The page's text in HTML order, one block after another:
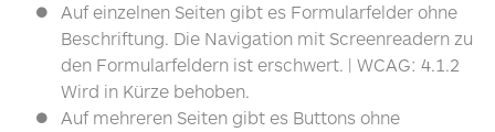
Auf einzelnen Seiten gibt es Formularfelder ohne
Beschriftung. Die Navigation mit Screenreadern zu
den Formularfeldern ist erschwert. | WCAG: 4.1.2
Wird in Kürze behoben.
Auf mehreren Seiten gibt es Buttons ohne